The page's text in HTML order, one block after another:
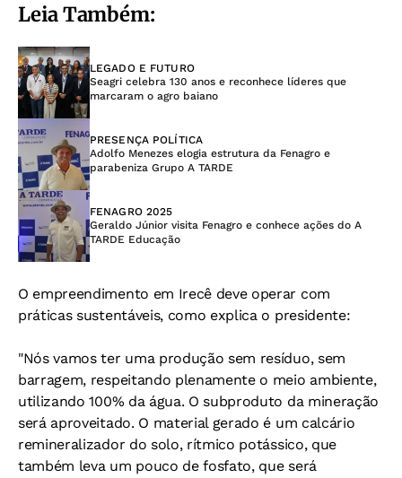
Leia Também:
LEGADO E FUTURO
Seagri celebra 130 anos e reconhece líderes que
marcaram o agro baiano
PRESENÇA POLÍTICA
Adolfo Menezes elogia estrutura da Fenagro e
parabeniza Grupo A TARDE
FENAGRO 2025
Geraldo Júnior visita Fenagro e conhece ações do A
TARDE Educação
O empreendimento em Irecê deve operar com
práticas sustentáveis, como explica o presidente:
"Nós vamos ter uma produção sem resíduo, sem
barragem, respeitando plenamente o meio ambiente,
utilizando 100% da água. O subproduto da mineração
será aproveitado. O material gerado é um calcário
remineralizador do solo, rítmico potássico, que
também leva um pouco de fosfato, que será